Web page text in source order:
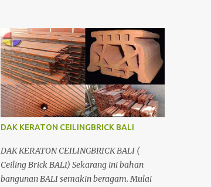
ringan/panel serta untuk atap yang tidak
lagi menggunakan kayu sebagai kuda -
kuda melainkan menggunakan metal.
DAK KERATON CEILINGBRICK BALI
DAK KERATON CEILINGBRICK BALI (
Ceiling Brick BALI) Sekarang ini bahan
bangunan BALI semakin beragam. Mulai